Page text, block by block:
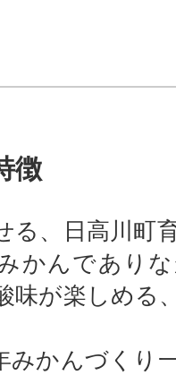
徴
る、日高川町
かんであり
味が楽しめる
みかんづくり